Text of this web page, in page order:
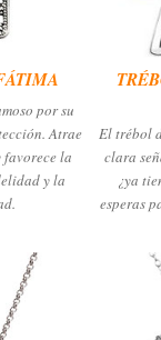
por su
Atrae
favorece la
y la
El trébol
clara
¿ya
esperas